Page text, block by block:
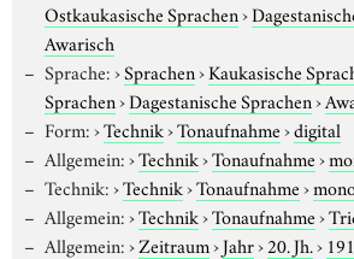
Ostkaukasische Sprachen›
Awarisch
Sprache:›Sprachen›Kaukasische
Sprachen›Dagestanische Sprachen›
Form:›Technik›Tonaufnahme›digital
Allgemein:›Technik›Tonaufnahme›
Technik:›Technik›Tonaufnahme›
Allgemein:›Technik›Tonaufnahme›
Allgemein:›Zeitraum›Jahr›20. Jh.›